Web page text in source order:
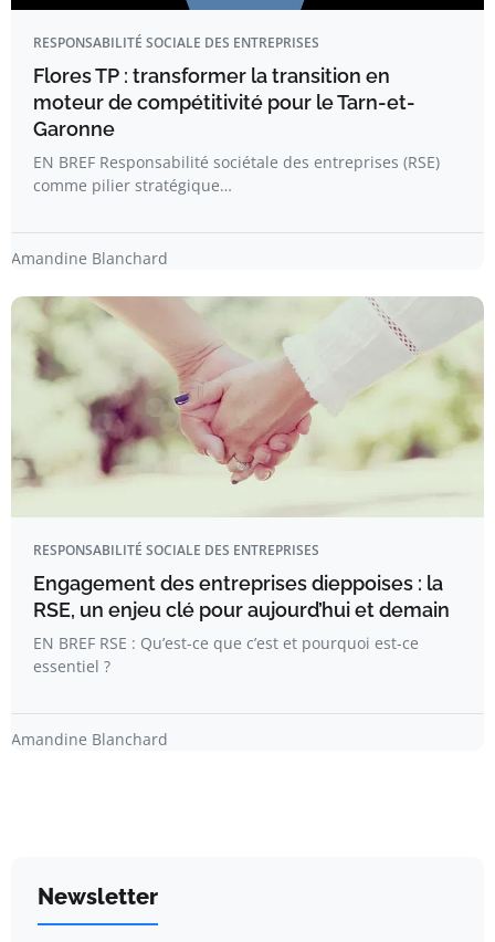
RESPONSABILITÉ SOCIALE DES ENTREPRISES
Flores TP : transformer la transition en
moteur de compétitivité pour le Tarn-et-
Garonne
EN BREF Responsabilité sociétale des entreprises (RSE)
comme pilier stratégique…
Amandine Blanchard
RESPONSABILITÉ SOCIALE DES ENTREPRISES
Engagement des entreprises dieppoises : la
RSE, un enjeu clé pour aujourd’hui et demain
EN BREF RSE : Qu’est-ce que c’est et pourquoi est-ce
essentiel ?
Amandine Blanchard
Newsletter